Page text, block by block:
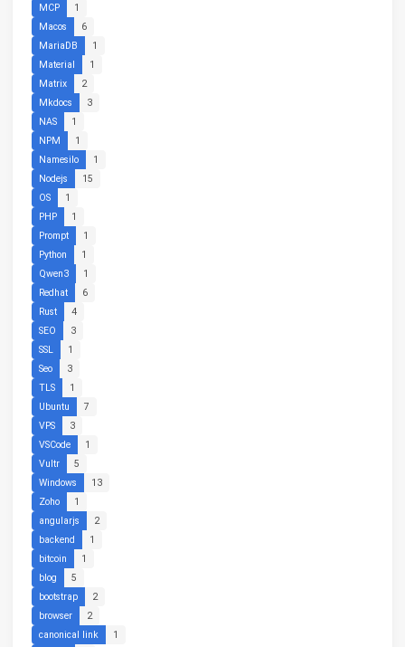
MCP
1
Macos
6
MariaDB
1
Material
1
Matrix
2
Mkdocs
3
NAS
1
NPM
1
Namesilo
1
Nodejs
15
OS
1
PHP
1
Prompt
1
Python
1
Qwen3
1
Redhat
6
Rust
4
SEO
3
SSL
1
Seo
3
TLS
1
Ubuntu
7
VPS
3
VSCode
1
Vultr
5
Windows
13
Zoho
1
angularjs
2
backend
1
bitcoin
1
blog
5
bootstrap
2
browser
2
canonical link
1